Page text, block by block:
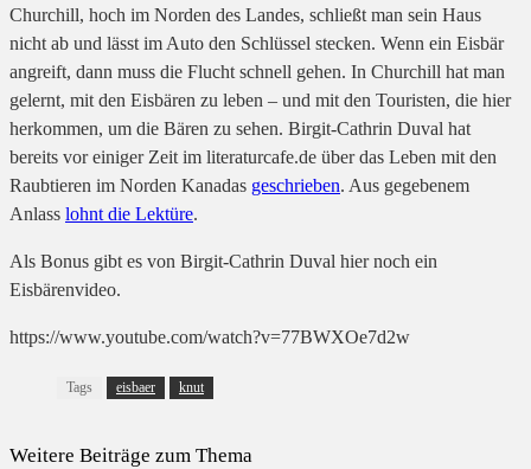
Churchill, hoch im Norden des Landes, schließt man sein Haus
nicht ab und lässt im Auto den Schlüssel stecken. Wenn ein Eisbär
angreift, dann muss die Flucht schnell gehen. In Churchill hat man
gelernt, mit den Eisbären zu leben – und mit den Touristen, die hier
herkommen, um die Bären zu sehen. Birgit-Cathrin Duval hat
bereits vor einiger Zeit im literaturcafe.de über das Leben mit den
Raubtieren im Norden Kanadas geschrieben. Aus gegebenem
Anlass lohnt die Lektüre.
Als Bonus gibt es von Birgit-Cathrin Duval hier noch ein
Eisbärenvideo.
https://www.youtube.com/watch?v=77BWXOe7d2w
Tags eisbaer knut
Weitere Beiträge zum Thema